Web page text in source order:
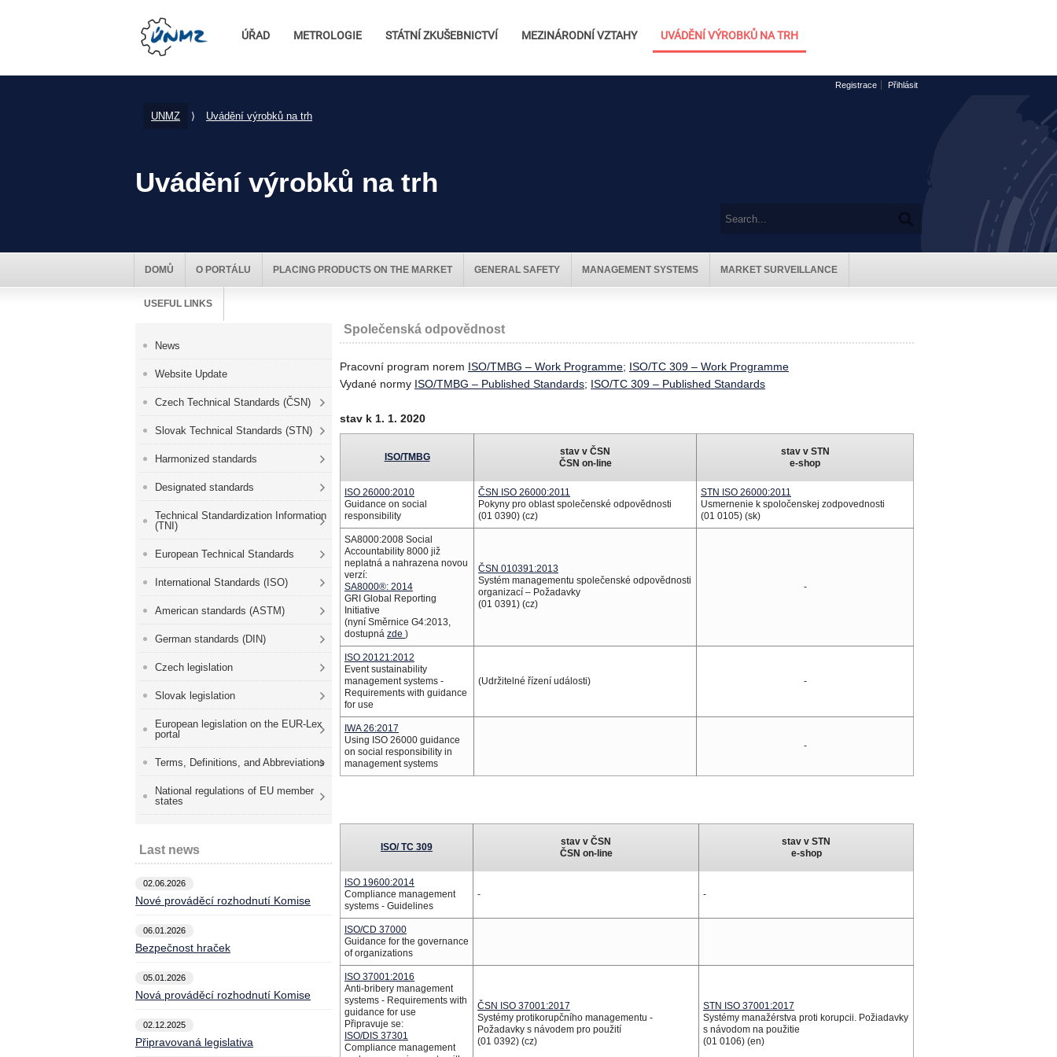
ÚŘAD METROLOGIE STÁTNÍ ZKUŠEBNICTVÍ MEZINÁRODNÍ VZTAHY UVÁDĚNÍ VÝROBKŮ NA TRH
Registrace Přihlásit
UNMZ ⟩ Uvádění výrobků na trh
Uvádění výrobků na trh
DOMŮ O PORTÁLU PLACING PRODUCTS ON THE MARKET GENERAL SAFETY MANAGEMENT SYSTEMS MARKET SURVEILLANCE
USEFUL LINKS
News
Website Update
Czech Technical Standards (ČSN)
Slovak Technical Standards (STN)
Harmonized standards
Designated standards
Technical Standardization Information
(TNI)
European Technical Standards
International Standards (ISO)
American standards (ASTM)
German standards (DIN)
Czech legislation
Slovak legislation
European legislation on the EUR-Lex
portal
Terms, Definitions, and Abbreviations
National regulations of EU member
states
Last news
02.06.2026
Nové prováděcí rozhodnutí Komise
06.01.2026
Bezpečnost hraček
05.01.2026
Nová prováděcí rozhodnutí Komise
02.12.2025
Připravovaná legislativa
Společenská odpovědnost
Pracovní program norem ISO/TMBG – Work Programme; ISO/TC 309 – Work Programme
Vydané normy ISO/TMBG – Published Standards; ISO/TC 309 – Published Standards
stav k 1. 1. 2020
ISO/TMBG
stav v ČSN
ČSN on-line
stav v STN
e-shop
ISO 26000:2010
Guidance on social
responsibility
ČSN ISO 26000:2011
Pokyny pro oblast společenské odpovědnosti
(01 0390) (cz)
STN ISO 26000:2011
Usmernenie k spoločenskej zodpovednosti
(01 0105) (sk)
SA8000:2008 Social
Accountability 8000 již
neplatná a nahrazena novou
verzí:
SA8000®: 2014
GRI Global Reporting
Initiative
(nyní Směrnice G4:2013,
dostupná zde )
ČSN 010391:2013
Systém managementu společenské odpovědnosti
organizací – Požadavky
(01 0391) (cz)
-
ISO 20121:2012
Event sustainability
management systems -
Requirements with guidance
for use
(Udržitelné řízení události) -
IWA 26:2017
Using ISO 26000 guidance
on social responsibility in
management systems
-
ISO/ TC 309 stav v ČSN
ČSN on-line
stav v STN
e-shop
ISO 19600:2014
Compliance management
systems - Guidelines
- -
ISO/CD 37000
Guidance for the governance
of organizations
ISO 37001:2016
Anti-bribery management
systems - Requirements with
guidance for use
Připravuje se:
ISO/DIS 37301
Compliance management
ČSN ISO 37001:2017
Systémy protikorupčního managementu -
Požadavky s návodem pro použití
(01 0392) (cz)
STN ISO 37001:2017
Systémy manažérstva proti korupcii. Požiadavky
s návodom na použitie
(01 0106) (en)